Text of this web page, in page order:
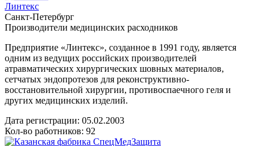
Линтекс
Санкт-Петербург
Производители медицинских расходников
Предприятие «Линтекс», созданное в 1991 году, является
одним из ведущих российских производителей
атравматических хирургических шовных материалов,
сетчатых эндопротезов для реконструктивно-
восстановительной хирургии, противоспаечного геля и
других медицинских изделий.
Дата регистрации: 05.02.2003
Кол-во работников: 92